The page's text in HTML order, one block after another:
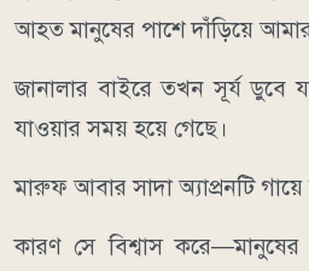
আহত মানুষের পাশে দাঁড়িয়ে
জানালার বাইরে তখন সূর্য ডুবে
যাওয়ার সময় হয়ে গেছে।
মারুফ আবার সাদা অ্যাপ্রনটি গায়ে
কারণ সে বিশ্বাস